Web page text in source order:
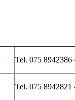
Tel. 075 8942386
Tel. 075